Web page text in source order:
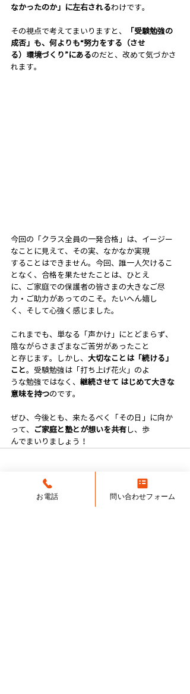
なかったのか」に左右されるわけです。
その視点で考えてまいりますと、
「受験勉強の
成否」も、何よりも“努力をする（させ
る）環境づくり”にあるのだと、改めて気づかさ
れます。
今回の「クラス全員の一発合格」は、イージー
なことに見えて、その実、なかなか実現
することはできません。今回、誰一人欠けるこ
となく、合格を果たせたことは、ひとえ
に、ご家庭での保護者の皆さまの大きなご尽
力・ご助力があってのこそ。たいへん嬉し
く、そして心強く感じました。
これまでも、単なる「声かけ」にとどまらず、
陰ながらさまざまなご苦労があったこと
と存じます。しかし、 大切なことは「続ける」
こと。受験勉強は「打ち上げ花火」のよ
うな勉強ではなく、 継続させて はじめて大きな
意味を持つのです。
ぜひ、今後とも、来たるべく「その日」に向か
って、
ご家庭と塾とが想いを共有 し、歩
んでまいりましょう！
お電話 問い合わせフォーム